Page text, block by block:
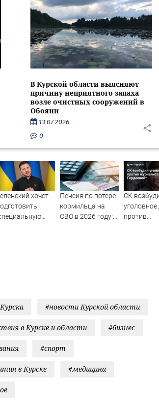
В Курской области выясняют
причину неприятного запаха
возле очистных сооружений в
Обояни
13.07.2026
0
хочет
Пенсия по потере
кормильца на
СВО в 2026 году:
СК
уголовное
против
#новости Курской области
в Курске и области #бизнес
#спорт
в Курске #медицина